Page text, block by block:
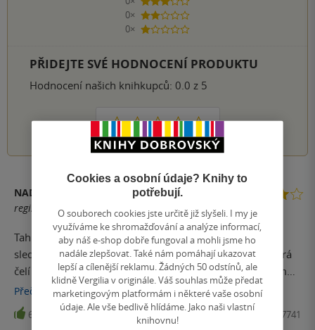
3 hvězdičky
0×
2 hvězdičky
0×
1 hvezdička
PŘIDEJTE SVÉ HODNOCENÍ PRODUKTU
Hodnocení našich knihkupců: 0.0 z 5
1 2 3 4 5
NADĚŽDA BAJTEK ZASADILOVÁ
registrovaný uživatel
Tahle série je úžasná, miluji tyhle jednohubky. Už 5 dílů
sledujeme osudy detektiv seržantky Kay Hunterové, která
čelí nejen složitým kriminálním případům, ale i osobním
výzvám a intrikám v policejním sboru. Každý díl přináší
nový případ, který Kay musí vyřešit, zatímco se snaží očistit
své jméno a odhalit pravdu o spiknutí, jež ji ohrožuje.
Přečíst více
6 Kniha, Kniha Zlín, 2025, 9788076627741
Cookies a osobní údaje? Knihy to
potřebují.
O souborech cookies jste určitě již slyšeli. I my je
využíváme ke shromažďování a analýze informací,
aby náš e-shop dobře fungoval a mohli jsme ho
nadále zlepšovat. Také nám pomáhají ukazovat
lepší a cílenější reklamu. Žádných 50 odstínů, ale
klidně Vergilia v originále. Váš souhlas může předat
marketingovým platformám i některé vaše osobní
údaje. Ale vše bedlivě hlídáme. Jako naši vlastní
knihovnu!